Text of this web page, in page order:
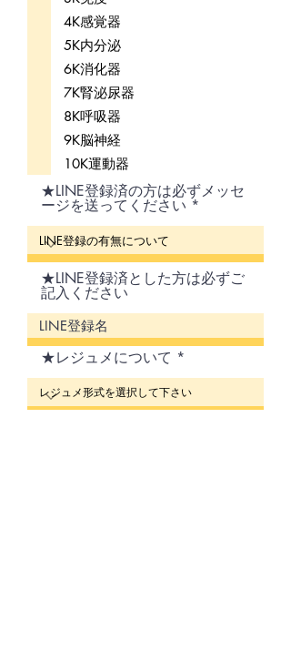
4K感覚器
5K内分泌
6K消化器
7K腎泌尿器
8K呼吸器
9K脳神経
10K運動器
★LINE登録済の方は必ずメッセ
ージを送ってください
★LINE登録済とした方は必ずご
記入ください
★レジュメについて